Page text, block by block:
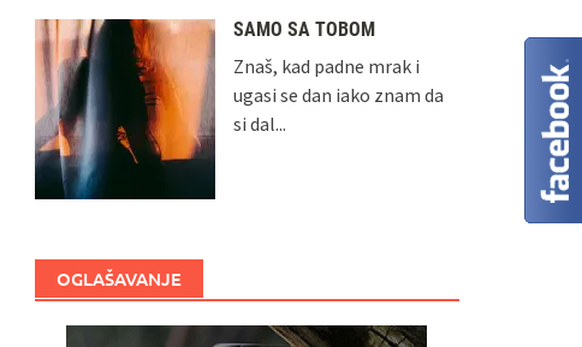
SAMO SA TOBOM
Znaš, kad padne mrak i
ugasi se dan iako znam da
si dal...
OGLAŠAVANJE